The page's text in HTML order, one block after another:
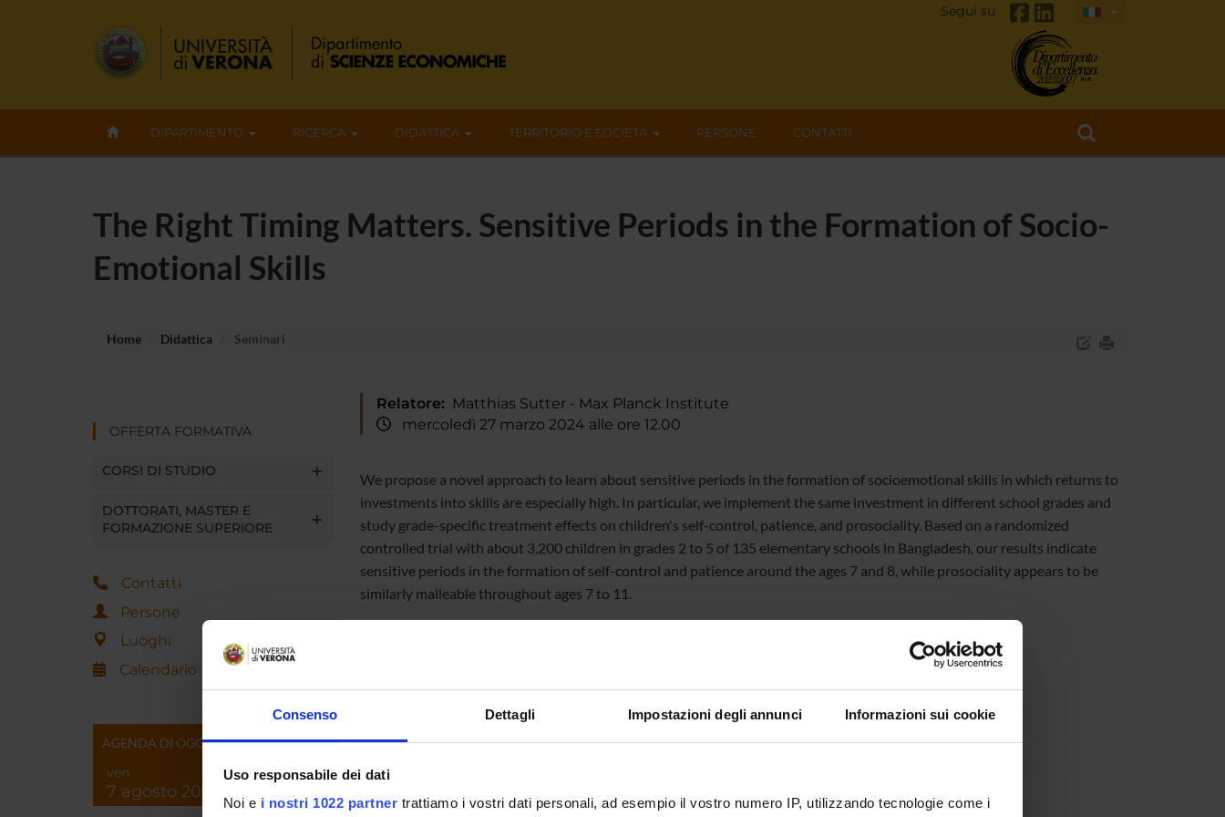
Consenso Dettagli Impostazioni degli annunci Informazioni sui cookie
Uso responsabile dei dati
Noi e i nostri 1022 partner trattiamo i vostri dati personali, ad esempio il vostro numero IP, utilizzando tecnologie come i
Segui su
DIPARTIMENTO RICERCA DIDATTICA TERRITORIO E SOCIETÀ PERSONE CONTATTI
The Right Timing Matters. Sensitive Periods in the Formation of Socio-
Emotional Skills
Home Didattica Seminari
OFFERTA FORMATIVA
CORSI DI STUDIO
DOTTORATI, MASTER E
FORMAZIONE SUPERIORE
Contatti
Persone
Luoghi
Calendario
AGENDA DI OGGI
ven
7 agosto 2026
Relatore: Matthias Sutter - Max Planck Institute
mercoledì 27 marzo 2024 alle ore 12.00
We propose a novel approach to learn about sensitive periods in the formation of socioemotional skills in which returns to
investments into skills are especially high. In particular, we implement the same investment in different school grades and
study grade-specific treatment effects on children's self-control, patience, and prosociality. Based on a randomized
controlled trial with about 3,200 children in grades 2 to 5 of 135 elementary schools in Bangladesh, our results indicate
sensitive periods in the formation of self-control and patience around the ages 7 and 8, while prosociality appears to be
similarly malleable throughout ages 7 to 11.
Maria Vittoria Levati